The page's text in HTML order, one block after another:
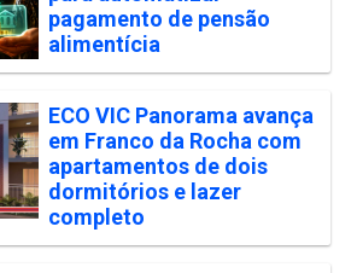
pagamento de pensão
alimentícia
ECO VIC Panorama avança
em Franco da Rocha com
apartamentos de dois
dormitórios e lazer
completo